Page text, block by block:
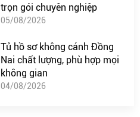
trọn gói chuyên nghiệp
05/08/2026
Tủ hồ sơ không cánh Đồng
Nai chất lượng, phù hợp mọi
không gian
04/08/2026